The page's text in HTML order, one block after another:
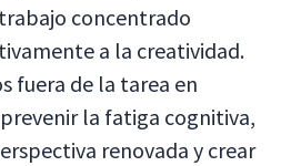
concentrado
a la creatividad.
fuera de la tarea en
la fatiga cognitiva,
renovada y crear